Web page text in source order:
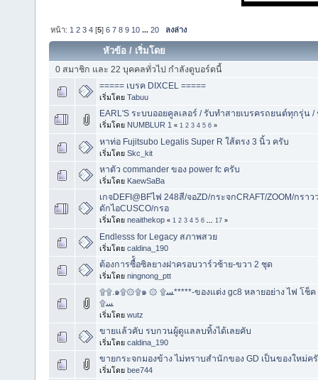
หน้า: 1 2 3 4 [5]6 7 8 9 10 ...20 ลงล่าง
หัวข้อ / เริ่มโดย
0 สมาชิก และ 22 บุคคลทั่วไป กำลังดูบอร์ดนี้
===== เบรค DIXCEL =====
เริ่มโดย Tabuu
EARL'S ระบบออยคูลเลอร์ / รับทำสายเบรครถยนต์ทุกรุ่น /
เริ่มโดย NUMBLUR 1 « 1 2 3 4 5 6 »
หาท่อ Fujitsubo Legalis Super R ใส้ตรง 3 นิ้ว ครับ
เริ่มโดย Skc_kit
หาตัว commander ของ power fc ครับ
เริ่มโดย KaewSaBa
เกจDEFI@BFไฟ 248สี/จอZD/กระจกCRAFT/ZOOM/กราว
ดักไอCUSCO/กรอ
เริ่มโดย neaithekop « 1 2 3 4 5 6 17 »
Endlesss for Legacy สภาพสวย
เริ่มโดย caldina_190
ต้องการซื์้อซิลยางฝาครอบวาร์วซ้าย-ขวา 2 ชุด
เริ่มโดย ningnong_ptt
۩۩.๑۩۞۩๑ ۞ ۩ﺴ*****-ของแต่ง gc8 หลายอย่าง ไฟ โช็ค oil Defi *****۩۩.๑۩۞۩๑ ۞
۩ﺴ
เริ่มโดย wutz
ขายแล้วคับ รบกวนผู้ดูแลลบทิ้งได้เลยคับ
เริ่มโดย caldina_190
ขายกระจกมองข้าง ไม่ทราบสำนักของ GD เป็นของใหม่ค
เริ่มโดย bee744